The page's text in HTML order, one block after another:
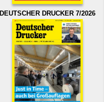
DEUTSCHER DRUCKER 7/2026